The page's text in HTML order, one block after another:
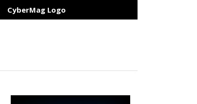
CyberMag Logo